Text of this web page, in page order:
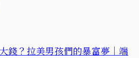
錢？拉美男孩們的暴富夢｜端